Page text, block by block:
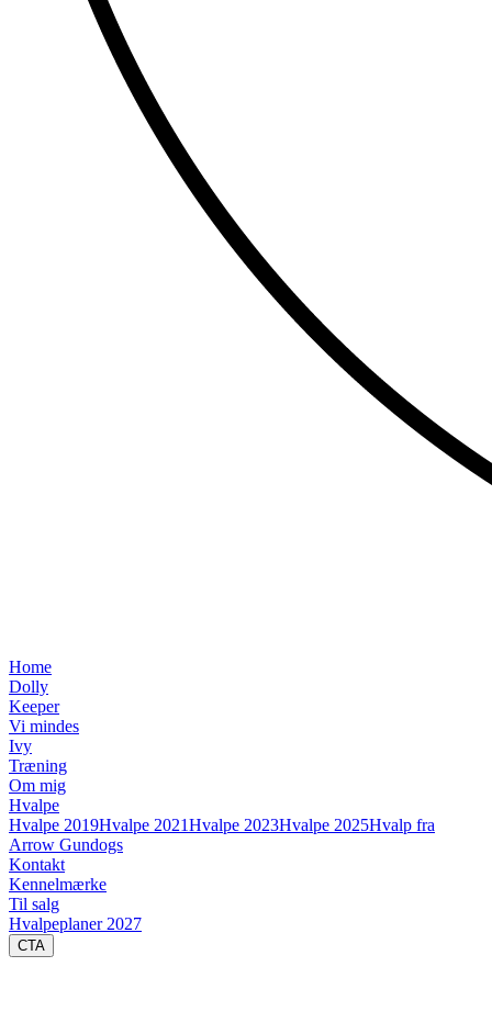
Home
Dolly
Keeper
Vi mindes
Ivy
Træning
Om mig
Hvalpe
Hvalpe 2019Hvalpe 2021Hvalpe 2023Hvalpe 2025Hvalp fra
Arrow Gundogs
Kontakt
Kennelmærke
Til salg
Hvalpeplaner 2027
CTA